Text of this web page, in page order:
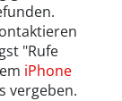
"Rufe
iPhone
vergeben.